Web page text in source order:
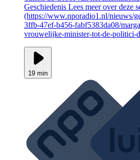
Geschiedenis Lees meer over deze
(https://www.nporadio1.nl/nieuws/
3ffb-47ef-b456-fabf5383da08/
vrouwelijke-minister-tot-de-politici-
19 min